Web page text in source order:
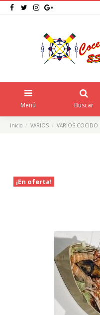
Menú Buscar
Inicio VARIOS VARIOS COCIDO
¡En oferta!